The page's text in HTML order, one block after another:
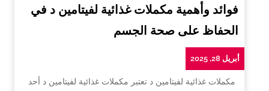
فوائد وأهمية مكملات غذائية لفيتامين د في
الحفاظ على صحة الجسم
أبريل 28, 2025
مكملات غذائية لفيتامين د تعتبر مكملات غذائية لفيتامين د أحد